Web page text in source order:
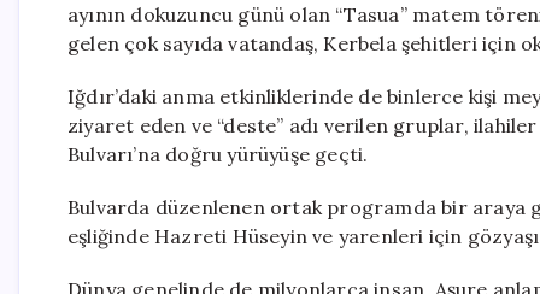
ayının dokuzuncu günü olan “Tasua” matem
gelen çok sayıda vatandaş, Kerbela şehitleri için
Iğdır’daki anma etkinliklerinde de binlerce kişi
ziyaret eden ve “deste” adı verilen gruplar,
Bulvarı’na doğru yürüyüşe geçti.
Bulvarda düzenlenen ortak programda bir araya
eşliğinde Hazreti Hüseyin ve yarenleri için